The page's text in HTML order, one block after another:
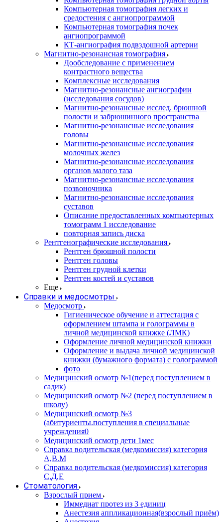
Компьютерная томография легких и
средостения с ангиопрограммой
Компьютерная томография почек
ангиопрограммой
КТ-ангиография подвздошной артерии
Магнитно-резонансная томография
Дообследование с применением
контрастного вещества
Комплексные исследования
Магнитно-резонансные ангиографии
(исследования сосудов)
Магнитно-резонансные исслед. брюшной
полости и забрюшинного пространства
Магнитно-резонансные исследования
головы
Магнитно-резонансные исследования
молочных желез
Магнитно-резонансные исследования
органов малого таза
Магнитно-резонансные исследования
позвоночника
Магнитно-резонансные исследования
суставов
Описание предоставленных компьютерных
томограмм 1 исследование
повторная запись диска
Рентгенографические исследования
Рентген брюшной полости
Рентген головы
Рентген грудной клетки
Рентген костей и суставов
Еще
Справки и медосмотры
Медосмотр
Гигиеническое обучение и аттестация с
оформлением штампа и голограммы в
личной медицинской книжке (ЛМК)
Оформление личной медицинской книжки
Оформление и выдача личной медицинской
книжки (бумажного формата) с голограммой
фото
Медицинский осмотр №1(перед поступлением в
садик)
Медицинский осмотр №2 (перед поступлением в
школу)
Медицинский осмотр №3
(абитуриенты.поступления в специальные
учреждения0
Медицинский осмотр дети 1мес
Справка водительская (медкомиссия) категория
А,В.М
Справка водительская (медкомиссия) категория
С,Д,Е
Стоматология
Взрослый прием
Иммедиат протез из 3 единиц
Анестезия аппликационная(взрослый приём)